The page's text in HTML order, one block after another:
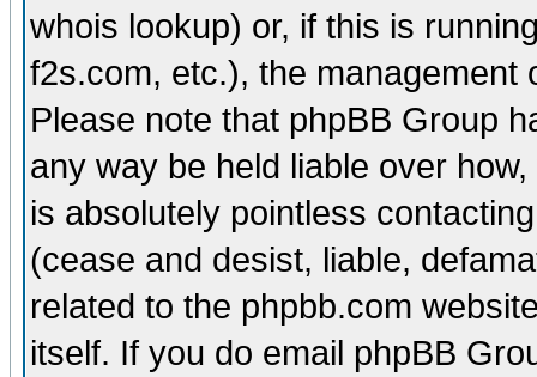
whois lookup) or, if this is
f2s.com, etc.), the management
Please note that phpBB Group
any way be held liable over
is absolutely pointless
(cease and desist, liable,
related to the phpbb.com
itself. If you do email phpBB